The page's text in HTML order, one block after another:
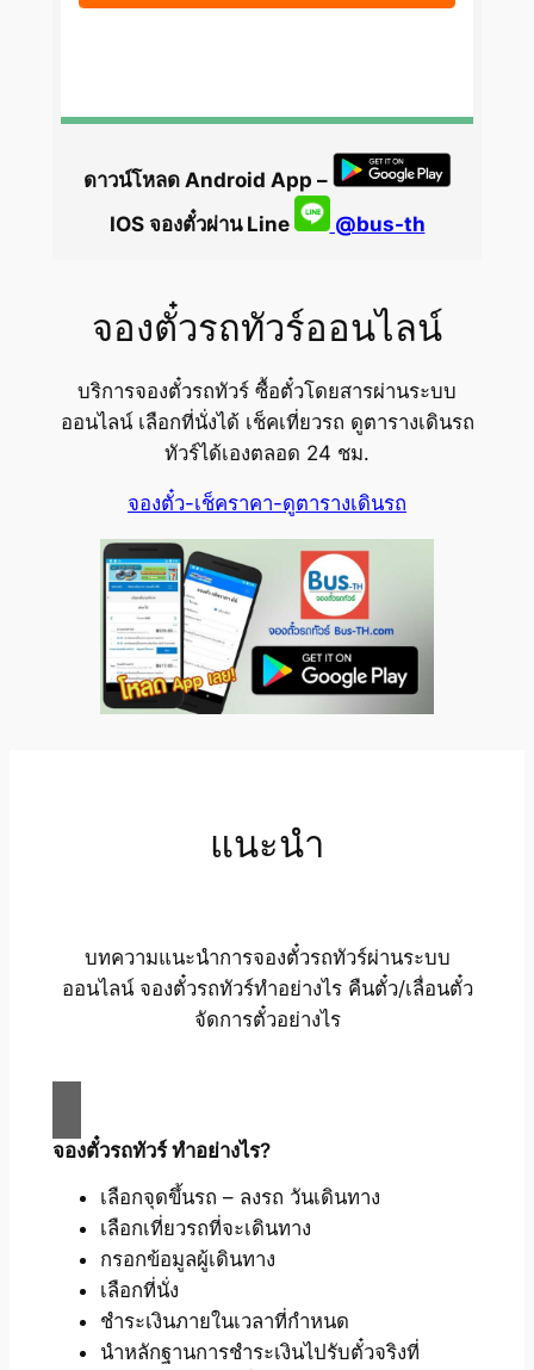
ดาวน์โหลด Android App –
IOS จองตั๋วผ่าน Line
@bus-th
จองตั๋วรถทัวร์ออนไลน์
บริการจองตั๋วรถทัวร์ ซื้อตั๋วโดยสารผ่านระบบ
ออนไลน์ เลือกที่นั่งได้ เช็คเที่ยวรถ ดูตารางเดินรถ
ทัวร์ได้เองตลอด 24 ชม.
จองตั๋ว-เช็คราคา-ดูตารางเดินรถ
แนะนำ
บทความแนะนำการจองตั๋วรถทัวร์ผ่านระบบ
ออนไลน์ จองตั๋วรถทัวร์ทำอย่างไร คืนตั๋ว/เลื่อนตั๋ว
จัดการตั๋วอย่างไร
จองตั๋วรถทัวร์ ทำอย่างไร?
เลือกจุดขึ้นรถ – ลงรถ วันเดินทาง
เลือกเที่ยวรถที่จะเดินทาง
กรอกข้อมูลผู้เดินทาง
เลือกที่นั่ง
ชำระเงินภายในเวลาที่กำหนด
นำหลักฐานการชำระเงินไปรับตั๋วจริงที่